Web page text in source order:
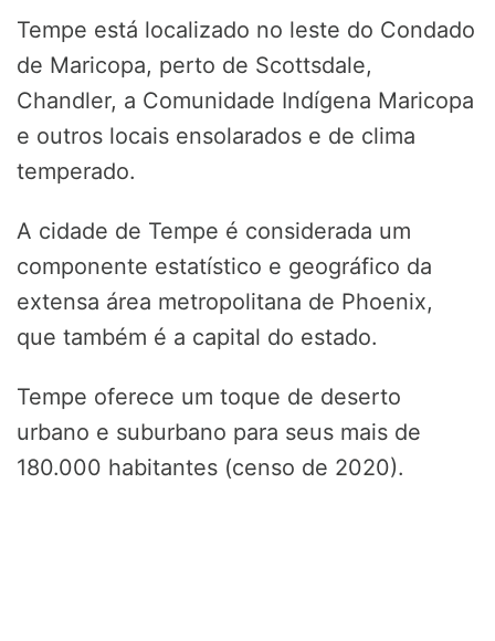
Tempe está localizado no leste do Condado
de Maricopa, perto de Scottsdale,
Chandler, a Comunidade Indígena Maricopa
e outros locais ensolarados e de clima
temperado.
A cidade de Tempe é considerada um
componente estatístico e geográfico da
extensa área metropolitana de Phoenix,
que também é a capital do estado.
Tempe oferece um toque de deserto
urbano e suburbano para seus mais de
180.000 habitantes (censo de 2020).